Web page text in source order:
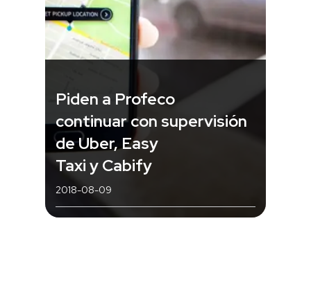
Piden a Profeco
continuar con supervisión
de Uber, Easy
Taxi y Cabify
2018-08-09